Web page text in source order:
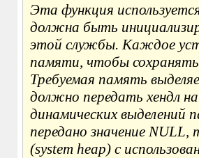
Эта функция
должна быть
этой службы. Каждое
памяти, чтобы сохранять
Требуемая память
должно передать хендл
динамических выделений
передано значение
(system heap) с